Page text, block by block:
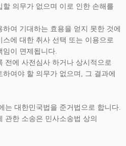
의무가 없으며 이로 인한 손해를
여 기대하는 효용을 얻지 못한 것에
에 대한 취사 선택 또는 이용으로
이 면제됩니다.
에 사전심사 하거나 상시적으로
여야 할 의무가 없으며, 그 결과에
대한민국법을 준거법으로 합니다.
한 소송은 민사소송법 상의